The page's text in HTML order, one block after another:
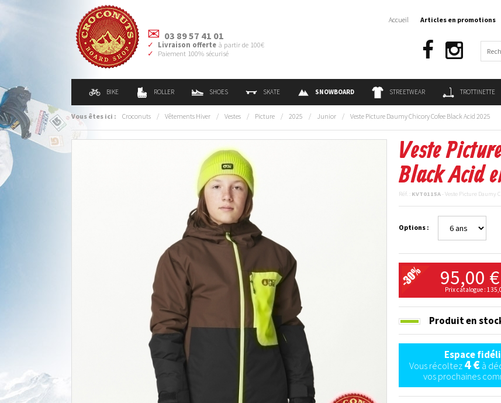
03 89 57 41 01
Livraison offerte à partir de 100€
Paiement 100% sécurisé
BIKE ROLLER SHOES SKATE SNOWBOARD STREETWEAR TROTTINETTE
Accueil Articles en promotions
Vous êtes ici : Croconuts / Vêtements Hiver / Vestes / Picture / 2025 / Junior / Veste Picture Daumy Chicory Cofee Black Acid 2025
Veste
Black Acid
Réf. : KVT0115A - Veste Picture Daumy
Options :
95,00 €
Prix catalogue :
Produit en
Espace
Vous récoltez4 €à
vos prochaines